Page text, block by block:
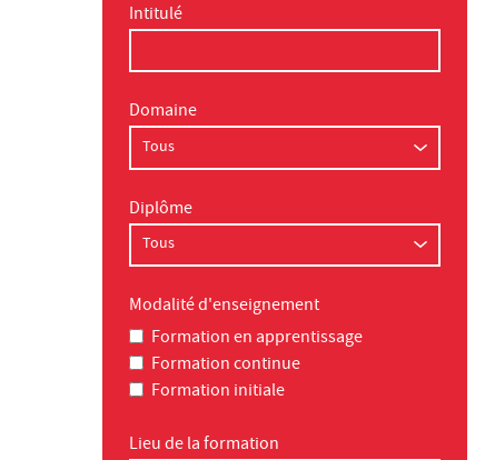
Intitulé
Domaine
Diplôme
Modalité d'enseignement
Formation en apprentissage
Formation continue
Formation initiale
Lieu de la formation